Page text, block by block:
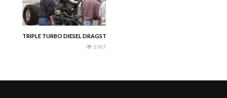
TRIPLE TURBO DIESEL DRAGSTER aan het opwarmen.
5767